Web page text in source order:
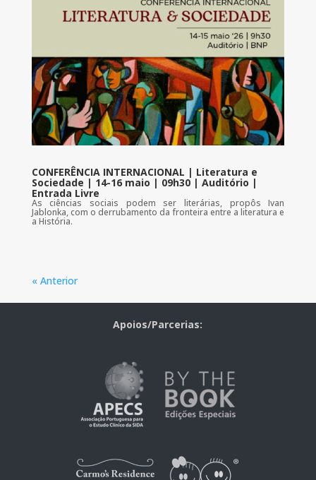
CONFERÊNCIA INTERNACIONAL | Literatura e
Sociedade | 14-16 maio | 09h30 | Auditório |
Entrada Livre
As ciências sociais podem ser literárias, propôs Ivan
Jablonka, com o derrubamento da fronteira entre a literatura e
a História.
« Anterior
Apoios/Parcerias: